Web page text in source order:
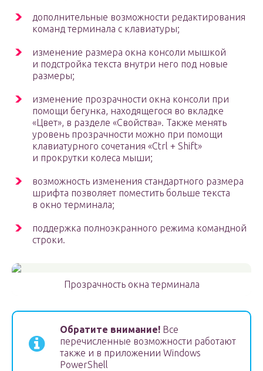
дополнительные возможности редактирования
команд терминала с клавиатуры;
изменение размера окна консоли мышкой
и подстройка текста внутри него под новые
размеры;
изменение прозрачности окна консоли при
помощи бегунка, находящегося во вкладке
«Цвет», в разделе «Свойства». Также менять
уровень прозрачности можно при помощи
клавиатурного сочетания «Ctrl + Shift»
и прокрутки колеса мыши;
возможность изменения стандартного размера
шрифта позволяет поместить больше текста
в окно терминала;
поддержка полноэкранного режима командной
строки.
Прозрачность окна терминала
Обратите внимание! Все
перечисленные возможности работают
также и в приложении Windows
PowerShell